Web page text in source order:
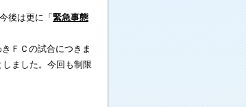
後は更に「 緊急事態
ＦＣの試合につきま
ました。今回も制限